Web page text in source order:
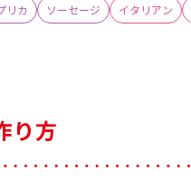
リカ ソーセージ イタリアン
り方